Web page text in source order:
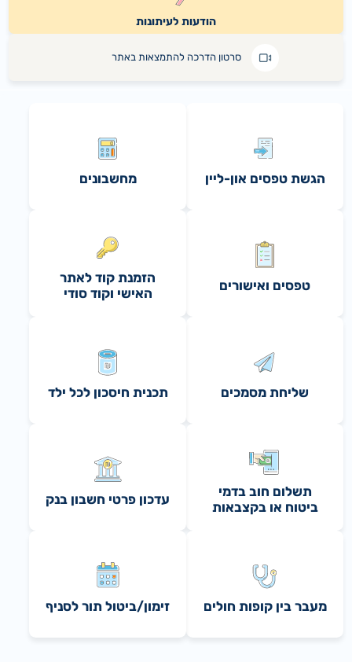
הודעות לעיתונות
סרטון הדרכה להתמצאות באתר
הגשת טפסים און-ליין מחשבונים
טפסים ואישורים
הזמנת קוד לאתר
האישי וקוד סודי
שליחת מסמכים תכנית חיסכון לכל ילד
תשלום חוב בדמי
ביטוח או בקצבאות
עדכון פרטי חשבון בנק
מעבר בין קופות חולים זימון/ביטול תור לסניף